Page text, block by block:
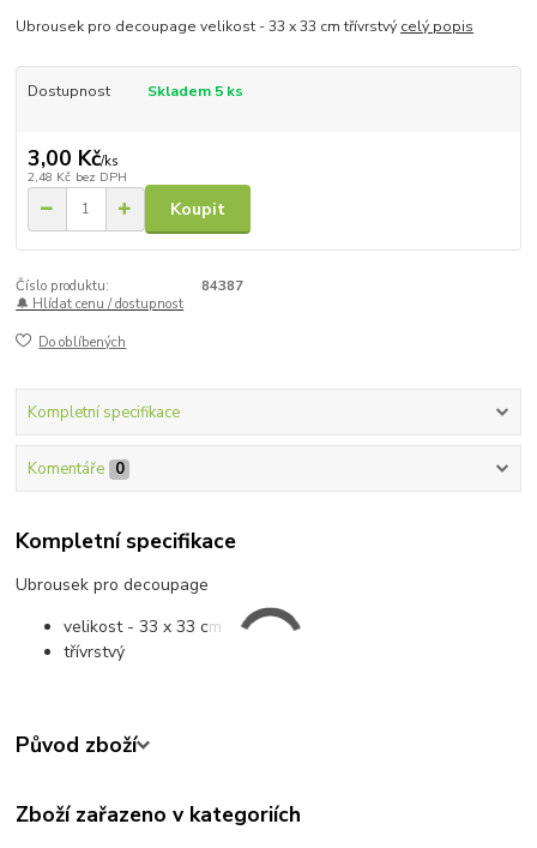
Ubrousek pro decoupage velikost - 33 x 33 cm třívrstvý celý popis
Dostupnost Skladem 5 ks
3,00 Kč/ks
2,48 Kč bez DPH
Koupit
Číslo produktu:
84387
🔔 Hlídat cenu / dostupnost
Do oblíbených
Kompletní specifikace
Komentáře 0
Kompletní specifikace
Ubrousek pro decoupage
velikost - 33 x 33 cm
třívrstvý
Původ zboží
Zboží zařazeno v kategoriích